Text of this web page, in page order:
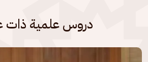
دروس علمية ذات
الصورة